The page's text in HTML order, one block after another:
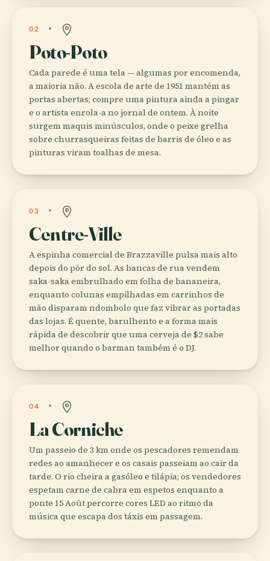
02
Poto-Poto
Cada parede é uma tela — algumas por encomenda,
a maioria não. A escola de arte de 1951 mantém as
portas abertas; compre uma pintura ainda a pingar
e o artista enrola-a no jornal de ontem. À noite
surgem maquis minúsculos, onde o peixe grelha
sobre churrasqueiras feitas de barris de óleo e as
pinturas viram toalhas de mesa.
03
Centre-Ville
A espinha comercial de Brazzaville pulsa mais alto
depois do pôr do sol. As bancas de rua vendem
saka-saka embrulhado em folha de bananeira,
enquanto colunas empilhadas em carrinhos de
mão disparam ndombolo que faz vibrar as portadas
das lojas. É quente, barulhento e a forma mais
rápida de descobrir que uma cerveja de $2 sabe
melhor quando o barman também é o DJ.
04
La Corniche
Um passeio de 3 km onde os pescadores remendam
redes ao amanhecer e os casais passeiam ao cair da
tarde. O rio cheira a gasóleo e tilápia; os vendedores
espetam carne de cabra em espetos enquanto a
ponte 15 Août percorre cores LED ao ritmo da
música que escapa dos táxis em passagem.